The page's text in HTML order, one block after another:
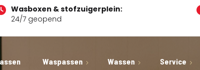
Wasboxen & stofzuigerplein:
24/7 geopend
Waspassen Wassen Service